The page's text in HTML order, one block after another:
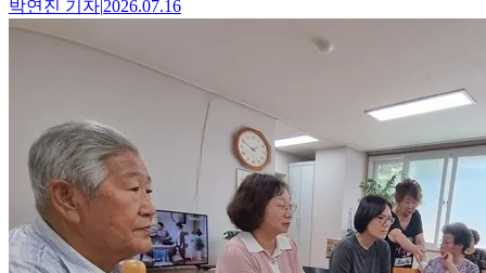
박연진 기자 2026.07.16